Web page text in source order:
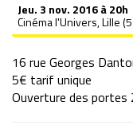
Jeu. 3 nov. 2016 à 20h
Cinéma l'Univers, Lille
16 rue Georges
5€ tarif unique
Ouverture des